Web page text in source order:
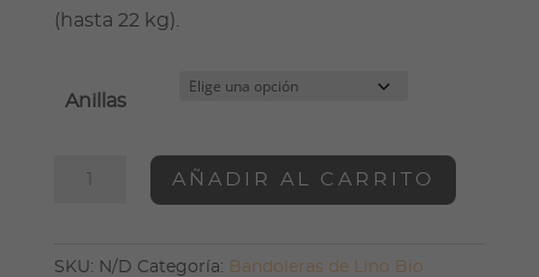
(hasta 22 kg).
Anillas
Bandolera
AÑADIR AL CARRITO
SKU: N/D Categoría: Bandoleras de Lino Bio